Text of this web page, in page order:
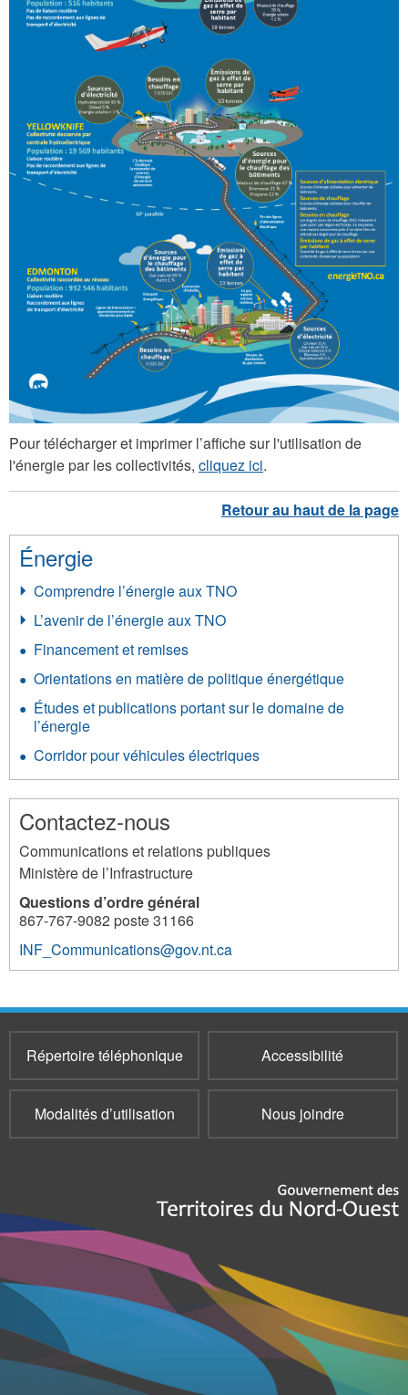
d
g
i
e
p
a
r
e
s
e
c
t
v
é
s
Pour télécharger et imprimer l’affiche sur l'utilisation de
l'énergie par les collectivités, cliquez ici.
Énergie
Comprendre l’énergie aux TNO
L’avenir de l’énergie aux TNO
Financement et remises
Orientations en matière de politique énergétique
Études et publications portant sur le domaine de
l’énergie
Corridor pour véhicules électriques
Contactez-nous
Communications et relations publiques
Ministère de l’Infrastructure
Questions d’ordre général
867-767-9082 poste 31166
INF_Communications@gov.nt.ca
Répertoire téléphonique Accessibilité
Modalités d’utilisation Nous joindre